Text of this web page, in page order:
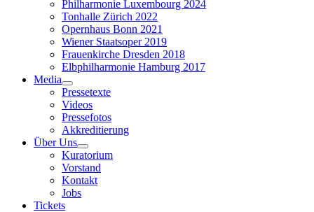
Philharmonie Luxembourg 2024
Tonhalle Zürich 2022
Opernhaus Bonn 2021
Wiener Staatsoper 2019
Frauenkirche Dresden 2018
Elbphilharmonie Hamburg 2017
Media
Pressetexte
Videos
Pressefotos
Akkreditierung
Über Uns
Kuratorium
Vorstand
Kontakt
Jobs
Tickets